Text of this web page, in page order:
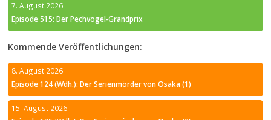
7. August 2026
Episode 515: Der Pechvogel-Grandprix
Kommende Veröffentlichungen:
8. August 2026
Episode 124 (Wdh.): Der Serienmörder von Osaka (1)
15. August 2026